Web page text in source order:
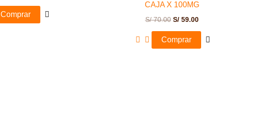
Comprar
CAJA X 100MG
S/70.00 S/59.00
Comprar